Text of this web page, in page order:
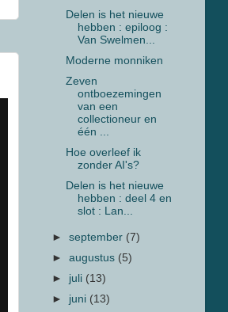
Delen is het nieuwe
hebben : epiloog :
Van Swelmen...
Moderne monniken
Zeven
ontboezemingen
van een
collectioneur en
één ...
Hoe overleef ik
zonder AI's?
Delen is het nieuwe
hebben : deel 4 en
slot : Lan...
►september (7)
►augustus (5)
► juli (13)
► juni (13)